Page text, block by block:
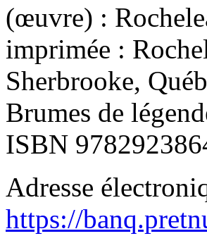
(œuvre) :
imprimée :
Sherbrooke,
Brumes de
ISBN
Adresse
https://